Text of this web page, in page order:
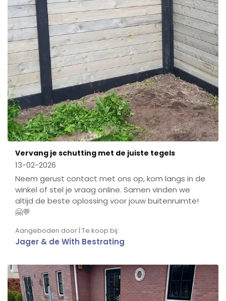
Vervang je schutting met de juiste tegels
13-02-2026
Neem gerust contact met ons op, kom langs in de
winkel of stel je vraag online. Samen vinden we
altijd de beste oplossing voor jouw buitenruimte!
🤗💬
Aangeboden door | Te koop bij:
Jager & de With Bestrating